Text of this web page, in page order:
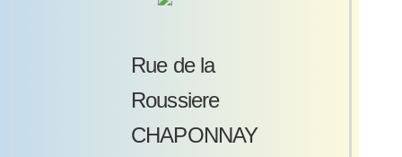
Rue de la
Roussiere
CHAPONNAY